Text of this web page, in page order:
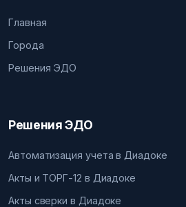
Главная
Города
Решения ЭДО
Решения ЭДО
Автоматизация учета в Диадоке
Акты и ТОРГ-12 в Диадоке
Акты сверки в Диадоке